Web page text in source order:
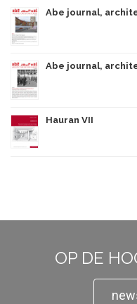
Abe journal,
Abe journal,
Hauran VII
OP DE